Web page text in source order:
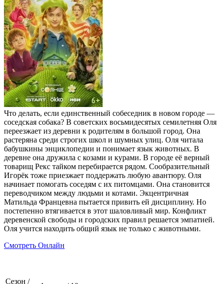
Что делать, если единственный собеседник в новом городе —
соседская собака? В советских восьмидесятых семилетняя Оля
переезжает из деревни к родителям в большой город. Она
растеряна среди строгих школ и шумных улиц. Оля читала
бабушкины энциклопедии и понимает язык животных. В
деревне она дружила с козами и курами. В городе её верный
товарищ Рекс тайком перебирается рядом. Сообразительный
Игорёк тоже приезжает поддержать любую авантюру. Оля
начинает помогать соседям с их питомцами. Она становится
переводчиком между людьми и котами. Экцентричная
Матильда Францевна пытается привить ей дисциплину. Но
постепенно втягивается в этот шаловливый мир. Конфликт
деревенской свободы и городских правил решается эмпатией.
Оля учится находить общий язык не только с животными.
Смотреть Онлайн
Сезон /